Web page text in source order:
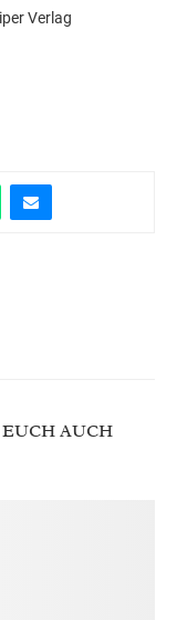
Verlag
AUCH